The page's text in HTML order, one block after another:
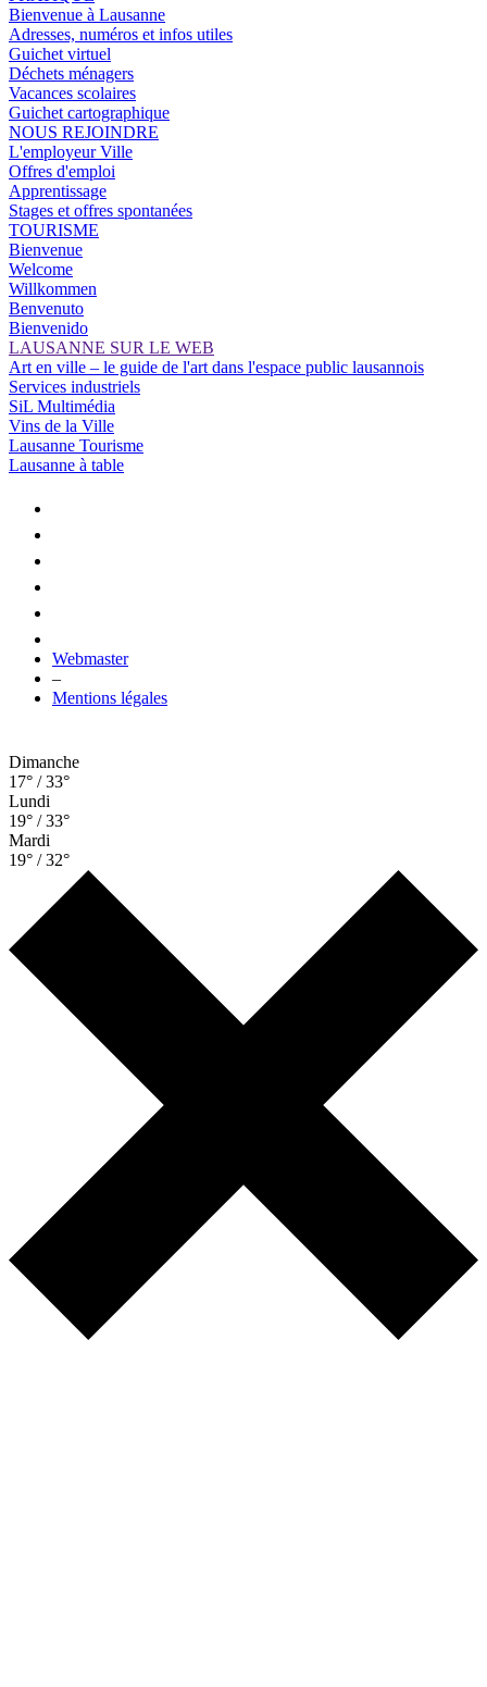
Bienvenue à Lausanne
Adresses, numéros et infos utiles
Guichet virtuel
Déchets ménagers
Vacances scolaires
Guichet cartographique
NOUS REJOINDRE
L'employeur Ville
Offres d'emploi
Apprentissage
Stages et offres spontanées
TOURISME
Bienvenue
Welcome
Willkommen
Benvenuto
Bienvenido
LAUSANNE SUR LE WEB
Art en ville – le guide de l'art dans l'espace public lausannois
Services industriels
SiL Multimédia
Vins de la Ville
Lausanne Tourisme
Lausanne à table
Webmaster
–
Mentions légales
Dimanche
17° / 33°
Lundi
19° / 33°
Mardi
19° / 32°